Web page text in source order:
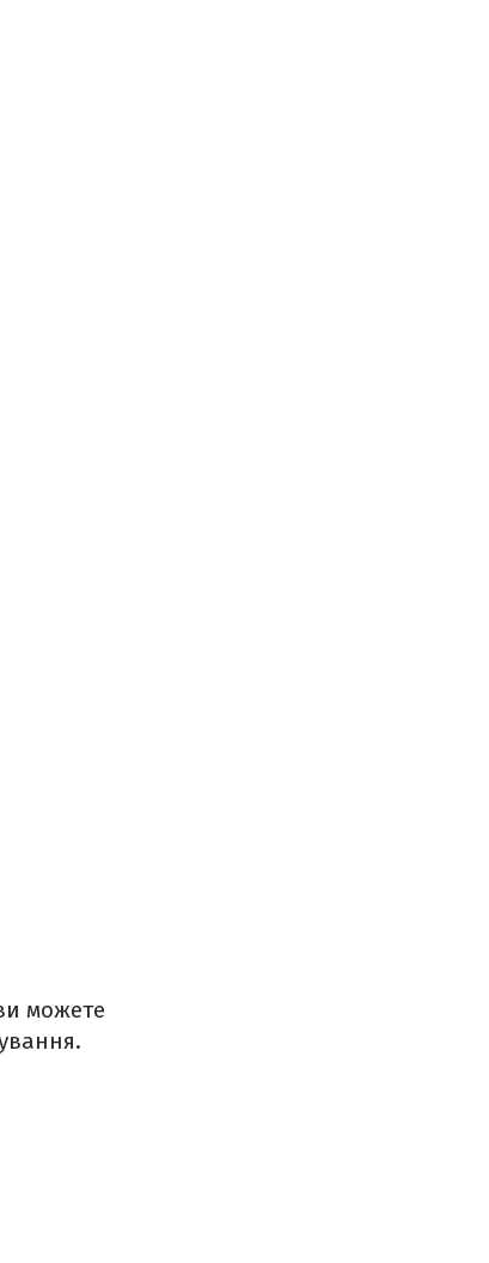
можете